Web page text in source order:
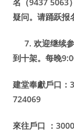
疑问。请踊跃报
7. 欢迎继续参
到十架。每晚
建堂奉獻戶口
724069
來往戶口 ：